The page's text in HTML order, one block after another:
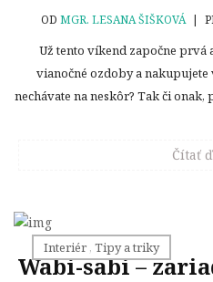
OD MGR. LESANA ŠIŠKOVÁ |
Už tento víkend započne prvá
vianočné ozdoby a nakupujete
nechávate na neskôr? Tak či
Čítať
Interiér , Tipy a triky
Wabi-sabi –